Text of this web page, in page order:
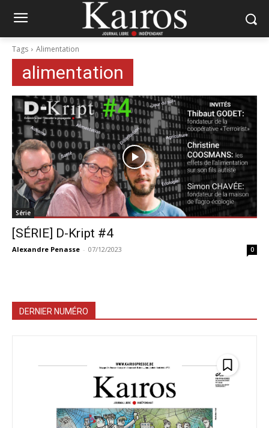
Tags Alimentation
alimentation
Série
[SÉRIE] D-Kript #4
Alexandre Penasse - 07/12/2023 0
DERNIER NUMÉRO